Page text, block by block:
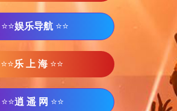
⭐⭐娱乐导航 ⭐⭐
⭐⭐乐 上 海 ⭐⭐
⭐⭐逍 遥 网 ⭐⭐